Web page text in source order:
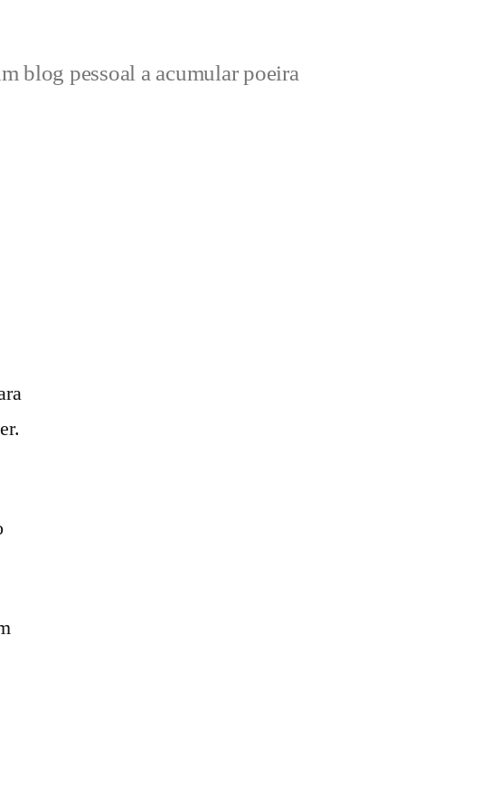
blog pessoal a acumular poeira